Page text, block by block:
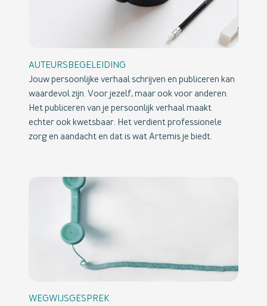
AUTEURSBEGELEIDING
Jouw persoonlijke verhaal schrijven en publiceren kan
waardevol zijn. Voor jezelf, maar ook voor anderen.
Het publiceren van je persoonlijk verhaal maakt
echter ook kwetsbaar. Het verdient professionele
zorg en aandacht en dat is wat Artemis je biedt.
WEGWIJSGESPREK